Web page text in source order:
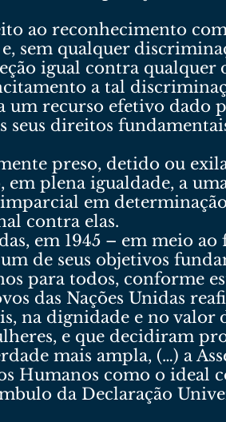
ao reconhecimento
sem qualquer
igual contra qualquer
a tal
um recurso efetivo dado
seus direitos
preso, detido ou
em plena igualdade, a
em
contra elas.
em 1945 – em meio
de seus objetivos
para todos, conforme
das Nações Unidas
na dignidade e no valor
e que decidiram
mais ampla, (…) a
Humanos como o ideal
da Declaração